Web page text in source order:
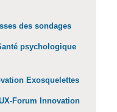
des sondages
psychologique
Exosquelettes
Forum Innovation